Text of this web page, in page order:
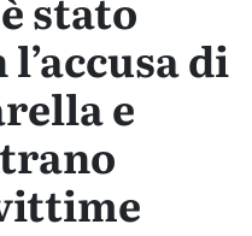
di
e